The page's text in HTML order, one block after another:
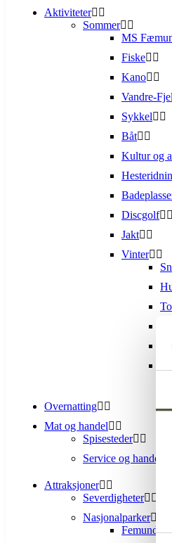
Aktiviteter
Sommer
MS
Fiske
Kano
Vandre-
Sykkel
Båt
Kultur og
Discgolf
Jakt
Vinter
Overnatting
Mat og handel
Spisesteder
Service og handel
Attraksjoner
Severdigheter
Nasjonalparker